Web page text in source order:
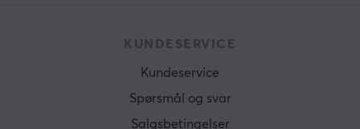
KUNDESERVICE
Kundeservice
Spørsmål og svar
Salgsbetingelser